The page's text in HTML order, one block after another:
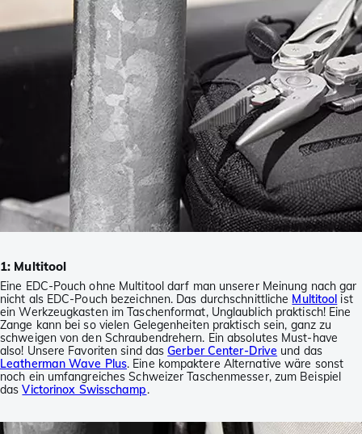
1: Multitool
Eine EDC-Pouch ohne Multitool darf man unserer Meinung nach gar
nicht als EDC-Pouch bezeichnen. Das durchschnittliche Multitool ist
ein Werkzeugkasten im Taschenformat, Unglaublich praktisch! Eine
Zange kann bei so vielen Gelegenheiten praktisch sein, ganz zu
schweigen von den Schraubendrehern. Ein absolutes Must-have
also! Unsere Favoriten sind dasGerber Center-Drive und das
Leatherman Wave Plus. Eine kompaktere Alternative wäre sonst
noch ein umfangreiches Schweizer Taschenmesser, zum Beispiel
dasVictorinox Swisschamp.